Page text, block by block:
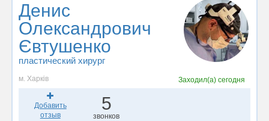
Денис
Олександрович
Євтушенко
пластический хирург
м. Харків Заходил(а)сегодня
Добавить
отзыв
5
звонков